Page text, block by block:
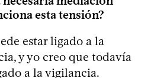
esta tensión?
estar ligado a la
y yo creo que todavía
a la vigilancia.